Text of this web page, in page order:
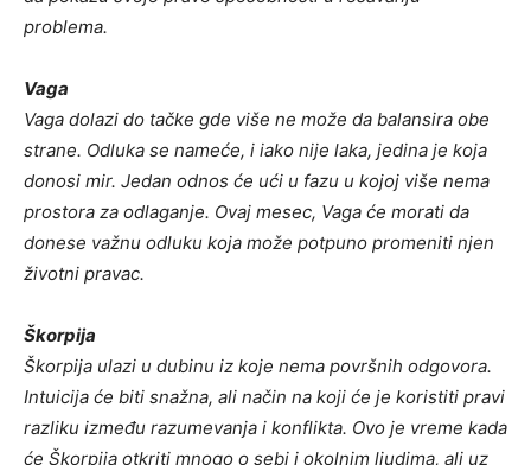
problema.
Vaga
Vaga dolazi do tačke gde više ne može da balansira obe
strane. Odluka se nameće, i iako nije laka, jedina je koja
donosi mir. Jedan odnos će ući u fazu u kojoj više nema
prostora za odlaganje. Ovaj mesec, Vaga će morati da
donese važnu odluku koja može potpuno promeniti njen
životni pravac.
Škorpija
Škorpija ulazi u dubinu iz koje nema površnih odgovora.
Intuicija će biti snažna, ali način na koji će je koristiti pravi
razliku između razumevanja i konflikta. Ovo je vreme kada
će Škorpija otkriti mnogo o sebi i okolnim ljudima, ali uz